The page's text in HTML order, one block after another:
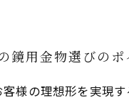
鏡用金物選びのポ
様の理想形を実現